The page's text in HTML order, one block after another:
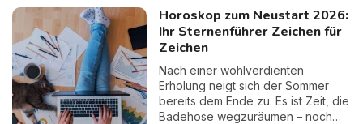
großen Einfluss auf unsere
Stimmung und unser Verhalten.
Erfahren Sie jetzt mehr über Farbe,
Bedeutung und Rolle der 7
Chakren.
Horoskop zum Neustart 2026:
Ihr Sternenführer Zeichen für
Zeichen
Nach einer wohlverdienten
Erholung neigt sich der Sommer
bereits dem Ende zu. Es ist Zeit, die
Badehose wegzuräumen – noch